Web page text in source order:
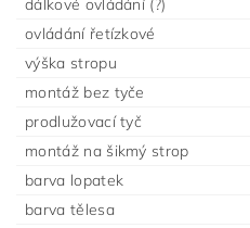
dálkové ovládání (?)
ovládání řetízkové
výška stropu
montáž bez tyče
prodlužovací tyč
montáž na šikmý strop
barva lopatek
barva tělesa